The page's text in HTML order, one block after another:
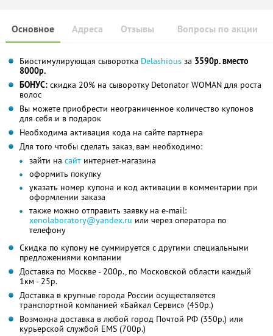
Основное Отзывы Вопросы по акции
Адреса
Биостимулирующая сыворотка Delashious за 3590р. вместо
8000р.
БОНУС: скидка 20% на сыворотку Detonator WOMAN для роста
волос
Вы можете приобрести неограниченное количество купонов
для себя и в подарок
Необходима активация кода на сайте партнера
Для того чтобы сделать заказ, вам необходимо:
зайти на сайт интернет-магазина
оформить покупку
указать номер купона и код активации в комментарии при
оформлении заказа
также можно отправить заявку на e-mail:
xenolaboratory@yandex.ru или через оператора по
телефону
Скидка по купону не суммируется с другими специальными
предложениями компании
Доставка по Москве - 200р., по Московской области каждый
1км - 25р.
Доставка в крупные города России осуществляется
транспортной компанией «Байкал Сервис» (450р.)
Возможна доставка в любой город Почтой РФ (350р.) или
курьерской службой EMS (700р.)